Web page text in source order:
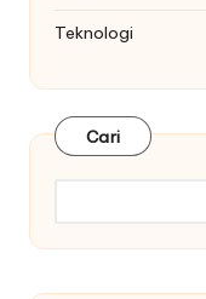
Teknologi
Cari